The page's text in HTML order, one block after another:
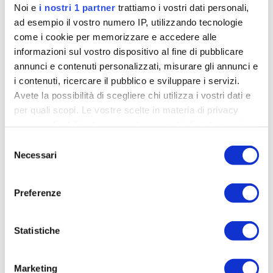
Noi e i nostri 1 partner trattiamo i vostri dati personali,
ad esempio il vostro numero IP, utilizzando tecnologie
come i cookie per memorizzare e accedere alle
informazioni sul vostro dispositivo al fine di pubblicare
annunci e contenuti personalizzati, misurare gli annunci e
i contenuti, ricercare il pubblico e sviluppare i servizi.
Avete la possibilità di scegliere chi utilizza i vostri dati e
per quali scopi. Le vostre scelte in materia di privacy
revocare il proprio consenso in qualsiasi momento dalla
Dichiarazione sui cookie o facendo clic sull'icona di
e imposta le tue preferenze nella
sezione dettagli. Puoi
modificare o ritirare il tuo consenso in qualsiasi momento
delNecessari
Preferenze
Statistiche
Marketing
– veramente una gran bicie sicuramente cercherò
di sfruttarla il più possibile. Avrò occasione di
divertirmi, ma anche di effettuare degli allenamenti
ottimali. Inoltre, sono davvero contento anche per
la scelta dei colori, che si abbinano alla perfezione a
quelli del team. E’ davvero stupenda! Ci tengo in
modo particolare a ringraziare Bottecchia perché
come la loro